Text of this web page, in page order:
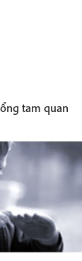
tam quan